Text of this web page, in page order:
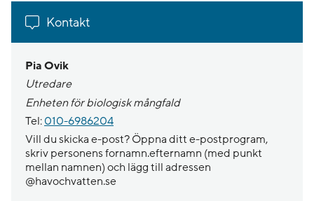
Kontakt
Pia Ovik
Utredare
Enheten för biologisk mångfald
Tel: 010-6986204
Vill du skicka e-post? Öppna ditt e-postprogram,
skriv personens fornamn.efternamn (med punkt
mellan namnen) och lägg till adressen
@havochvatten.se